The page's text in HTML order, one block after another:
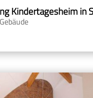
Kindertagesheim in